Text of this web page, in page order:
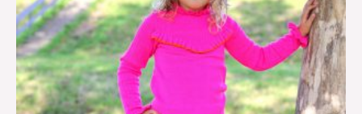
€29.95.€15.00.